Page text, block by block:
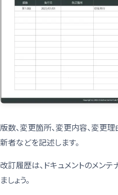
版数、変更箇所、変更内容、変更理
新者などを記述します。
改訂履歴は、ドキュメントのメン
ましょう。